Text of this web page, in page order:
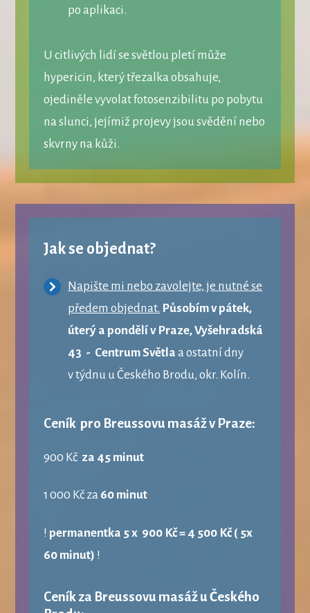
po aplikaci.
U citlivých lidí se světlou pletí může
hypericin, který třezalka obsahuje,
ojediněle vyvolat fotosenzibilitu po pobytu
na slunci, jejímiž projevy jsou svědění nebo
skvrny na kůži.
Jak se objednat?
Napište mi nebo zavolejte, je nutné se
předem objednat. Působím v pátek,
úterý a pondělí v Praze, Vyšehradská
43 - Centrum Světla a ostatní dny
v týdnu u Českého Brodu, okr. Kolín.
Ceník pro Breussovu masážv Praze:
900 Kč za 45 minut
1 000 Kč za 60 minut
! permanentka 5 x 900 Kč = 4 500 Kč ( 5x
60 minut) !
Ceník za Breussovu masáž u Českého